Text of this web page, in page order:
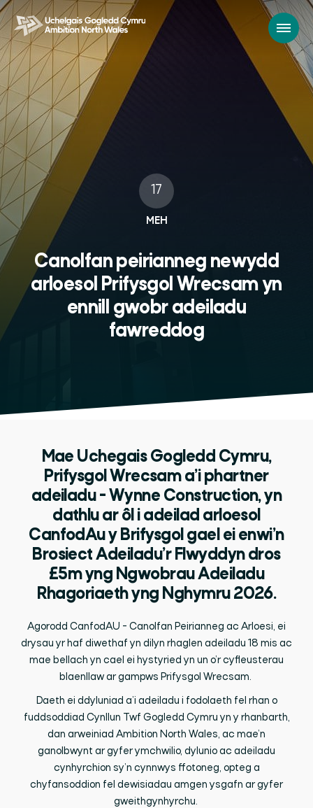
17
MEH
Canolfan peirianneg newydd
arloesol Prifysgol Wrecsam yn
ennill gwobr adeiladu
fawreddog
Mae Uchegais Gogledd Cymru,
Prifysgol Wrecsam a’i phartner
adeiladu - Wynne Construction, yn
dathlu ar ôl i adeilad arloesol
CanfodAu y Brifysgol gael ei enwi’n
Brosiect Adeiladu’r Flwyddyn dros
£5m yng Ngwobrau Adeiladu
Rhagoriaeth yng Nghymru 2026.
Agorodd CanfodAU - Canolfan Peirianneg ac Arloesi, ei
drysau yr haf diwethaf yn dilyn rhaglen adeiladu 18 mis ac
mae bellach yn cael ei hystyried yn un o’r cyfleusterau
blaenllaw ar gampws Prifysgol Wrecsam.
Daeth ei ddyluniad a’i adeiladu i fodolaeth fel rhan o
fuddsoddiad Cynllun Twf Gogledd Cymru yn y rhanbarth,
dan arweiniad Ambition North Wales, ac mae’n
ganolbwynt ar gyfer ymchwilio, dylunio ac adeiladu
cynhyrchion sy’n cynnwys ffotoneg, opteg a
chyfansoddion fel dewisiadau amgen ysgafn ar gyfer
gweithgynhyrchu.